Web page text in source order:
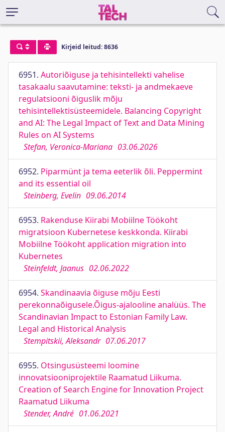
Kirjeid leitud: 8636
6951. Autoriõiguse ja tehisintellekti vahelise
tasakaalu saavutamine: teksti- ja andmekaeve
regulatsiooni õiguslik mõju
tehisintellektisüsteemidele. Balancing Copyright
and AI: The Legal Impact of Text and Data Mining
Rules on AI Systems
Stefan, Veronica-Mariana 03.06.2026
6952. Piparmünt ja tema eeterlik õli. Peppermint
and its essential oil
Steinberg, Evelin 09.06.2014
6953. Rakenduse Kiirabi Mobiilne Töökoht
migratsioon Kubernetese keskkonda. Kiirabi
Mobiilne Töökoht application migration into
Kubernetes
Steinfeldt, Jaanus 02.06.2022
6954. Skandinaavia õiguse mõju Eesti
perekonnaõigusele.Õigus-ajalooline analüüs. The
Scandinavian Impact to Estonian Family Law.
Legal and Historical Analysis
Stempitskii, Aleksandr 07.06.2017
6955. Otsingusüsteemi loomine
innovatsiooniprojektile Raamatud Liikuma.
Creation of Search Engine for Innovation Project
Raamatud Liikuma
Stender, André 01.06.2021